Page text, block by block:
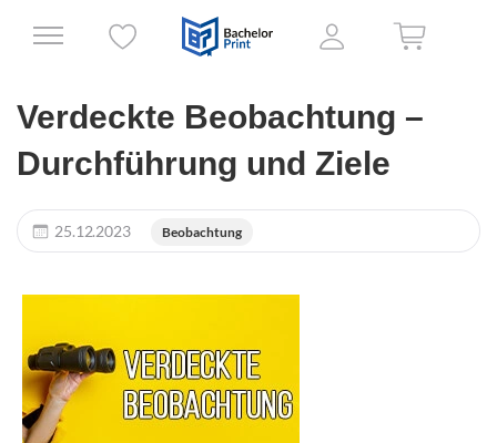
Verdeckte Beobachtung –
Durchführung und Ziele
25.12.2023 Beobachtung